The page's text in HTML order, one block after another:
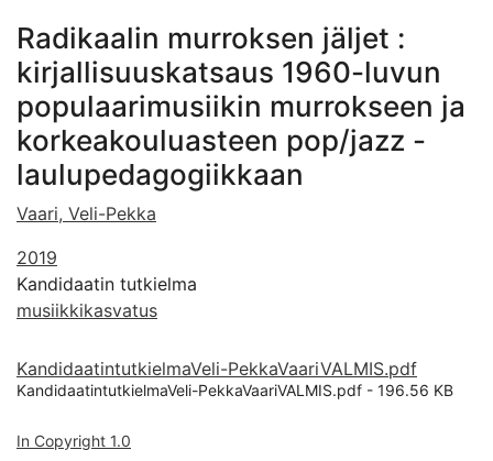
Radikaalin murroksen jäljet :
kirjallisuuskatsaus 1960-luvun
populaarimusiikin murrokseen ja
korkeakouluasteen pop/jazz -
laulupedagogiikkaan
Vaari, Veli-Pekka
2019
Kandidaatin tutkielma
musiikkikasvatus
KandidaatintutkielmaVeli-PekkaVaariVALMIS.pdf
KandidaatintutkielmaVeli-PekkaVaariVALMIS.pdf - 196.56 KB
In Copyright 1.0